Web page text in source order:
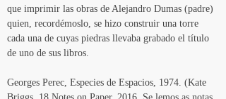
que imprimir las obras de Alejandro Dumas (padre)
quien, recordémoslo, se hizo construir una torre
cada una de cuyas piedras llevaba grabado el título
de uno de sus libros.
Georges Perec, Especies de Espacios, 1974. (Kate